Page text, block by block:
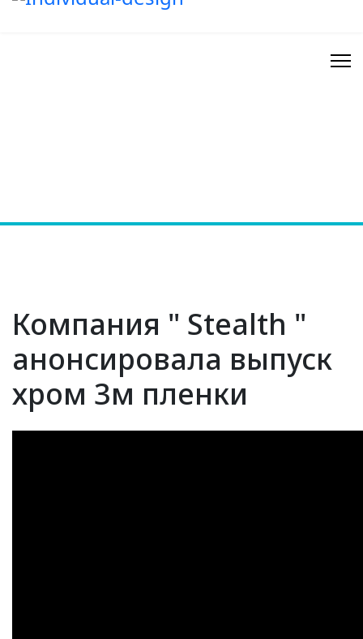
Компания " Stealth "
анонсировала выпуск
хром 3м пленки